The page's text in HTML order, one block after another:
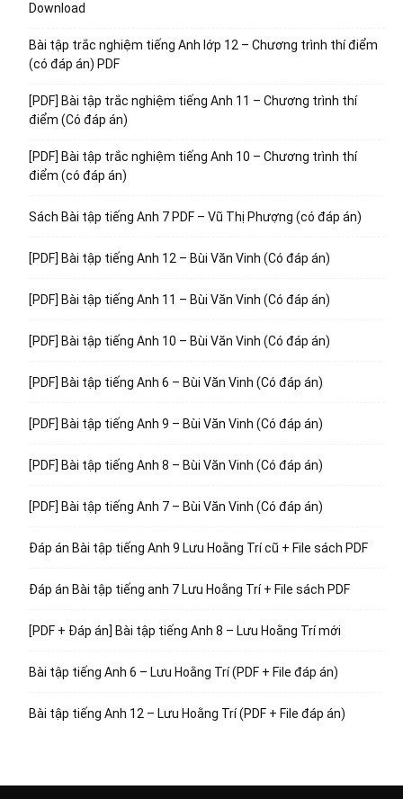
Download
Bài tập trắc nghiệm tiếng Anh lớp 12 – Chương trình thí điểm
(có đáp án) PDF
[PDF] Bài tập trắc nghiệm tiếng Anh 11 – Chương trình thí
điểm (Có đáp án)
[PDF] Bài tập trắc nghiệm tiếng Anh 10 – Chương trình thí
điểm (có đáp án)
Sách Bài tập tiếng Anh 7 PDF – Vũ Thị Phượng (có đáp án)
[PDF] Bài tập tiếng Anh 12 – Bùi Văn Vinh (Có đáp án)
[PDF] Bài tập tiếng Anh 11 – Bùi Văn Vinh (Có đáp án)
[PDF] Bài tập tiếng Anh 10 – Bùi Văn Vinh (Có đáp án)
[PDF] Bài tập tiếng Anh 6 – Bùi Văn Vinh (Có đáp án)
[PDF] Bài tập tiếng Anh 9 – Bùi Văn Vinh (Có đáp án)
[PDF] Bài tập tiếng Anh 8 – Bùi Văn Vinh (Có đáp án)
[PDF] Bài tập tiếng Anh 7 – Bùi Văn Vinh (Có đáp án)
Đáp án Bài tập tiếng Anh 9 Lưu Hoằng Trí cũ + File sách PDF
Đáp án Bài tập tiếng anh 7 Lưu Hoằng Trí + File sách PDF
[PDF + Đáp án] Bài tập tiếng Anh 8 – Lưu Hoằng Trí mới
Bài tập tiếng Anh 6 – Lưu Hoằng Trí (PDF + File đáp án)
Bài tập tiếng Anh 12 – Lưu Hoằng Trí (PDF + File đáp án)